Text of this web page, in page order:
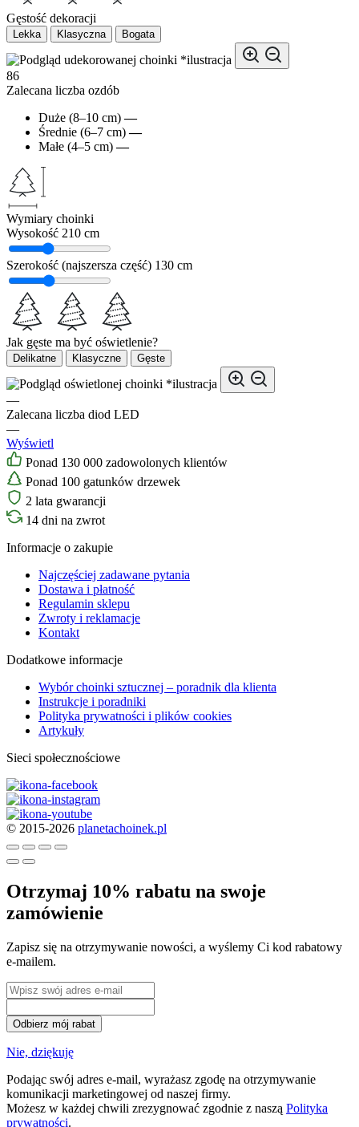
Gęstość dekoracji
Lekka Klasyczna Bogata
*ilustracja
86
Zalecana liczba ozdób
Duże (8–10 cm) —
Średnie (6–7 cm) —
Małe (4–5 cm) —
Wymiary choinki
Wysokość 210 cm
Szerokość (najszersza część) 130 cm
Jak gęste ma być oświetlenie?
Delikatne Klasyczne Gęste
*ilustracja
—
Zalecana liczba diod LED
—
Wyświetl
Ponad 130 000 zadowolonych klientów
Ponad 100 gatunków drzewek
2 lata gwarancji
14 dni na zwrot
Informacje o zakupie
Najczęściej zadawane pytania
Dostawa i płatność
Regulamin sklepu
Zwroty i reklamacje
Kontakt
Dodatkowe informacje
Wybór choinki sztucznej – poradnik dla klienta
Instrukcje i poradniki
Polityka prywatności i plików cookies
Artykuły
Sieci społecznościowe
© 2015-2026 planetachoinek.pl
Otrzymaj 10% rabatu na swoje
zamówienie
Zapisz się na otrzymywanie nowości, a wyślemy Ci kod rabatowy
e-mailem.
Odbierz mój rabat
Nie, dziękuję
Podając swój adres e-mail, wyrażasz zgodę na otrzymywanie
komunikacji marketingowej od naszej firmy.
Możesz w każdej chwili zrezygnować zgodnie z naszą Polityka
prywatności.